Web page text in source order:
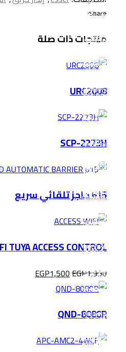
Share:
منتجات ذات صلة
URC2008
SCP-2273H
615 حاجز تلقائي سريع
TUYA ACCESS CONTROL
EGP1,950
EGP1,500
QND-8080R